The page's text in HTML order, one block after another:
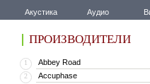
Акустика Аудио
ПРОИЗВОДИТЕЛИ
1 Abbey Road
2 Accuphase